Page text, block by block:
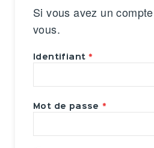
Si vous avez un
vous.
Identifiant
Mot de passe